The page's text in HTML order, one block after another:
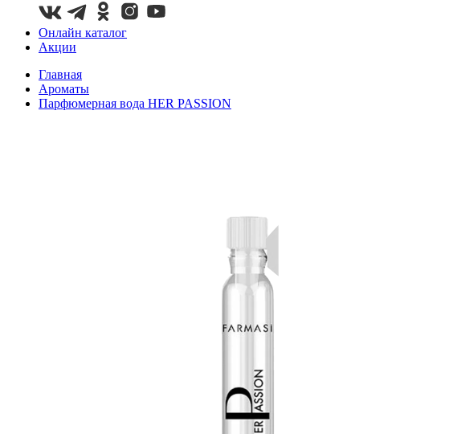
Онлайн каталог
Акции
Главная
Ароматы
Парфюмерная вода HER PASSION